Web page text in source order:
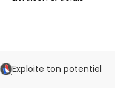
Exploite ton potentiel